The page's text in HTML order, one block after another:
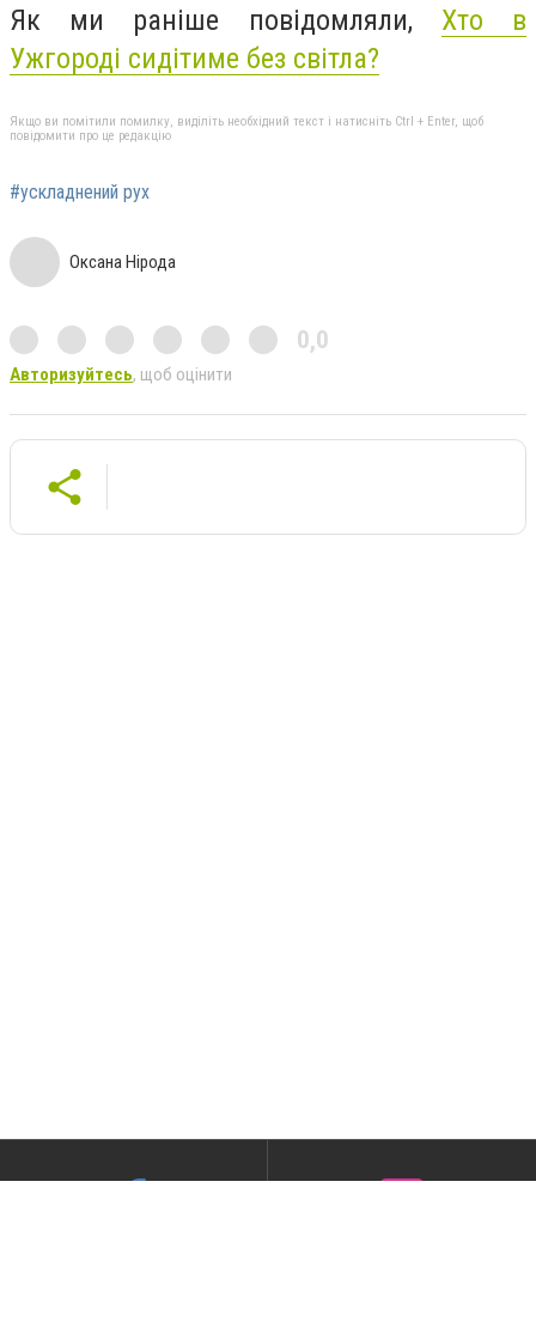
Як ми раніше повідомляли, Хто в
Ужгороді сидітиме без світла?
Якщо ви помітили помилку, виділіть необхідний текст і натисніть Ctrl + Enter, щоб
повідомити про це редакцію
#ускладнений рух
Оксана Нірода
0,0
Авторизуйтесь, щоб оцінити